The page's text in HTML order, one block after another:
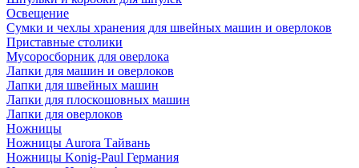
Освещение
Сумки и чехлы хранения для швейных машин и оверлоков
Приставные столики
Мусоросборник для оверлока
Лапки для машин и оверлоков
Лапки для швейных машин
Лапки для плоскошовных машин
Лапки для оверлоков
Ножницы
Ножницы Aurora Тайвань
Ножницы Konig-Paul Германия